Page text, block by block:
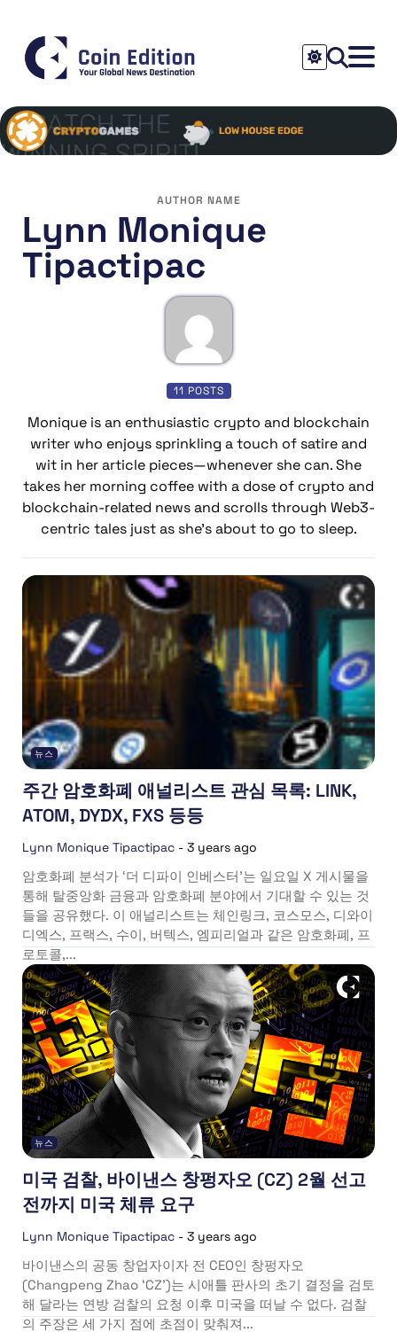
AUTHOR NAME
Lynn Monique
Tipactipac
11 POSTS
Monique is an enthusiastic crypto and blockchain
writer who enjoys sprinkling a touch of satire and
wit in her article pieces—whenever she can. She
takes her morning coffee with a dose of crypto and
blockchain-related news and scrolls through Web3-
centric tales just as she's about to go to sleep.
뉴스
주간 암호화폐 애널리스트 관심 목록: LINK,
ATOM, DYDX, FXS 등등
Lynn Monique Tipactipac - 3 years ago
암호화폐 분석가 ‘더 디파이 인베스터’는 일요일 X 게시물을
통해 탈중앙화 금융과 암호화폐 분야에서 기대할 수 있는 것
들을 공유했다. 이 애널리스트는 체인링크, 코스모스, 디와이
디엑스, 프랙스, 수이, 버텍스, 엠피리얼과 같은 암호화폐, 프
로토콜,...
뉴스
미국 검찰, 바이낸스 창펑자오 (CZ) 2월 선고
전까지 미국 체류 요구
Lynn Monique Tipactipac - 3 years ago
바이낸스의 공동 창업자이자 전 CEO인 창펑자오
(Changpeng Zhao ‘CZ’)는 시애틀 판사의 초기 결정을 검토
해 달라는 연방 검찰의 요청 이후 미국을 떠날 수 없다. 검찰
의 주장은 세 가지 점에 초점이 맞춰져...